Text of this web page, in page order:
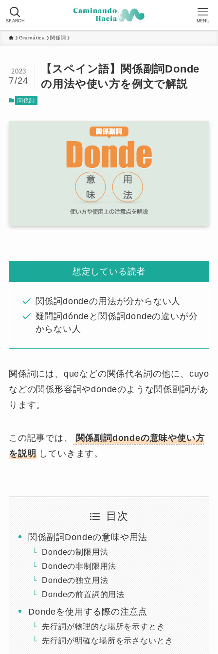
SEARCH MENU
Gramática 関係詞
【スペイン語】関係副詞Donde
の用法や使い方を例文で解説
2023
7/24
関係詞
想定している読者
関係詞dondeの用法が分からない人
疑問詞dóndeと関係詞dondeの違いが分
からない人
関係詞には、queなどの関係代名詞の他に、cuyo
などの関係形容詞やdondeのような関係副詞があ
ります。
この記事では、
関係副詞dondeの意味や使い方
を説明 していきます。
目次
関係副詞Dondeの意味や用法
Dondeの制限用法
Dondeの非制限用法
Dondeの独立用法
Dondeの前置詞的用法
Dondeを使用する際の注意点
先行詞が物理的な場所を示すとき
先行詞が明確な場所を示さないとき